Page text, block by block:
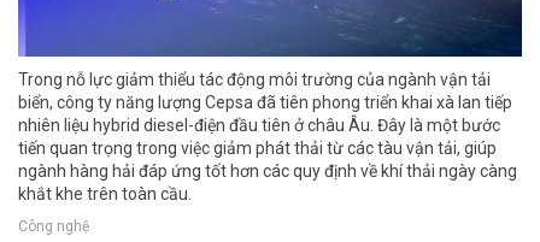
Trong nỗ lực giảm thiểu tác động môi trường của ngành vận tải
biển, công ty năng lượng Cepsa đã tiên phong triển khai xà lan tiếp
nhiên liệu hybrid diesel-điện đầu tiên ở châu Âu. Đây là một bước
tiến quan trọng trong việc giảm phát thải từ các tàu vận tải, giúp
ngành hàng hải đáp ứng tốt hơn các quy định về khí thải ngày càng
khắt khe trên toàn cầu.
Công nghệ